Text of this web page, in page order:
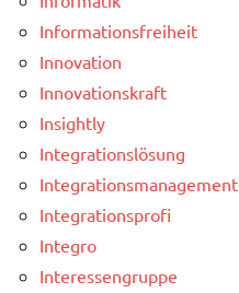
Informationsfreiheit
Innovation
Innovationskraft
Insightly
Integrationslösung
Integrationsmanagement
Integrationsprofi
Integro
Interessengruppe